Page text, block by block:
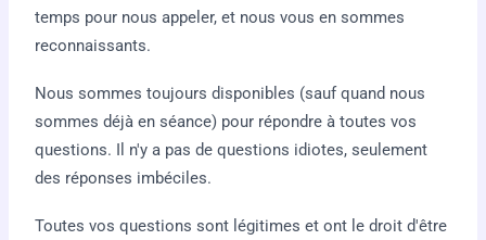
temps pour nous appeler, et nous vous en sommes
reconnaissants.
Nous sommes toujours disponibles (sauf quand nous
sommes déjà en séance) pour répondre à toutes vos
questions. Il n'y a pas de questions idiotes, seulement
des réponses imbéciles.
Toutes vos questions sont légitimes et ont le droit d'être